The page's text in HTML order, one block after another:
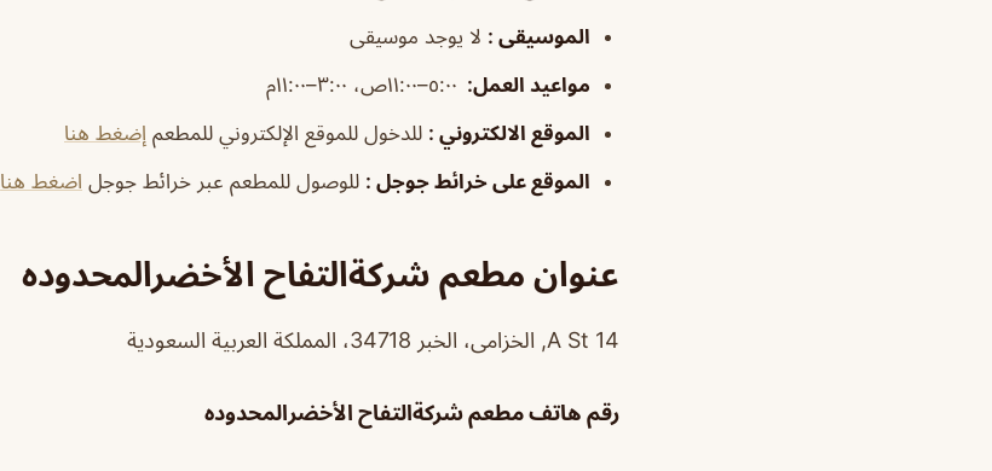
الموسيقى : لا يوجد موسيقى
مواعيد العمل: ٥:٠٠–١١:٠٠ص، ٣:٠٠–١١:٠٠م
الموقع الالكتروني : للدخول للموقع الإلكتروني للمطعم إضغط هنا
الموقع على خرائط جوجل : للوصول للمطعم عبر خرائط جوجل اضغط هنا
عنوان مطعم شركةالتفاح الأخضرالمحدوده
14 A St, الخزامى، الخبر 34718، المملكة العربية السعودية
رقم هاتف مطعم شركةالتفاح الأخضرالمحدوده